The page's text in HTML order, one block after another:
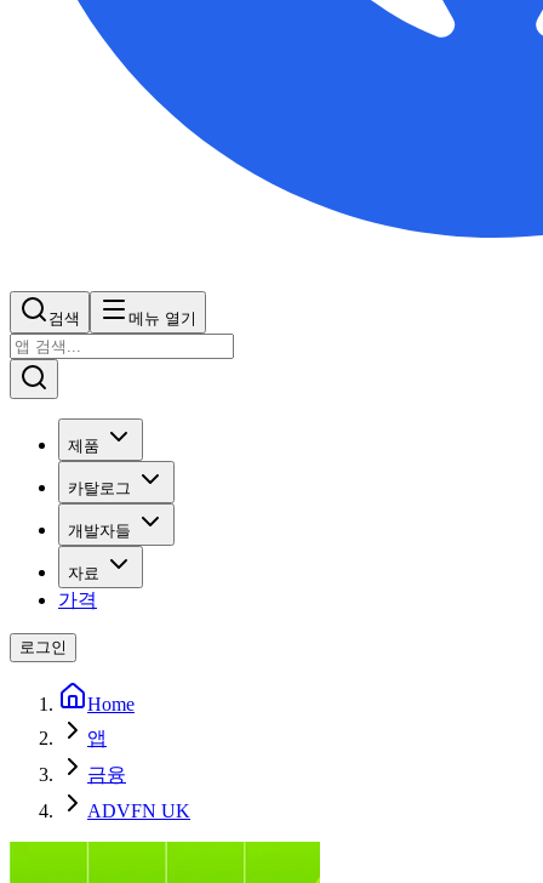
검색 메뉴 열기
제품
카탈로그
개발자들
자료
가격
로그인
Home
앱
금융
ADVFN UK